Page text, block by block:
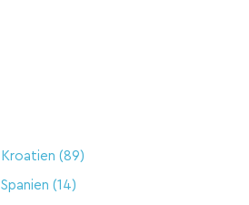
Kroatien (89)
Spanien (14)